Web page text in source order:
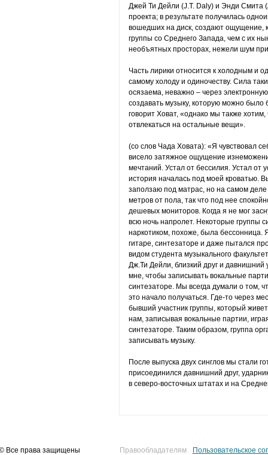
Джей Ти Дейли (J.T. Daly) и Энди Смита
проекта; в результате получилась
вошедших на диск, создают ощущение,
группы со Среднего Запада, чем с их
необъятных просторах, нежели шум
Часть лирики относится к холодным и
самому холоду и одиночеству. Сила
осязаема, неважно – через
создавать музыку, которую можно
говорит Ховат, «однако мы также
отвлекаться на остальные вещи».
(cо слов Чада Ховата): «Я чувствовал
висело затяжное ощущение
мечтаний. Устал от бессилия. Устал от
история началась под моей кроватью.
заползаю под матрас, но на самом деле
метров от пола, так что под нее
дешевых мониторов. Когда я не мог
всю ночь напролет. Некоторые группы
наркотиком, похоже, была бессонница.
гитаре, синтезаторе и даже пытался
видом студента музыкального
Дж.Ти Дейли, близкий друг и давнишний
мне, чтобы записывать вокальные
синтезаторе. Мы всегда думали о том,
это начало получаться. Где-то через
бывший участник группы, который
нам, записывая вокальные партии,
синтезаторе. Таким образом, группа
записывать музыку.
После выпуска двух синглов мы стали
присоединился давнишний друг,
в северо-восточных штатах и на
Все права защищены
Правообладателям
Пользовательское